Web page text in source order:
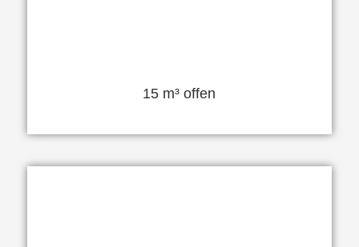
15 m³ offen